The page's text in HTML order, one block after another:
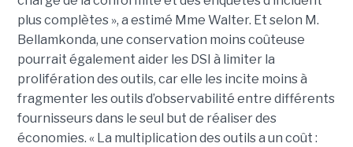
plus complètes », a estimé Mme Walter. Et selon M.
Bellamkonda, une conservation moins coûteuse
pourrait également aider les DSI à limiter la
prolifération des outils, car elle les incite moins à
fragmenter les outils d’observabilité entre différents
fournisseurs dans le seul but de réaliser des
économies. « La multiplication des outils a un coût :